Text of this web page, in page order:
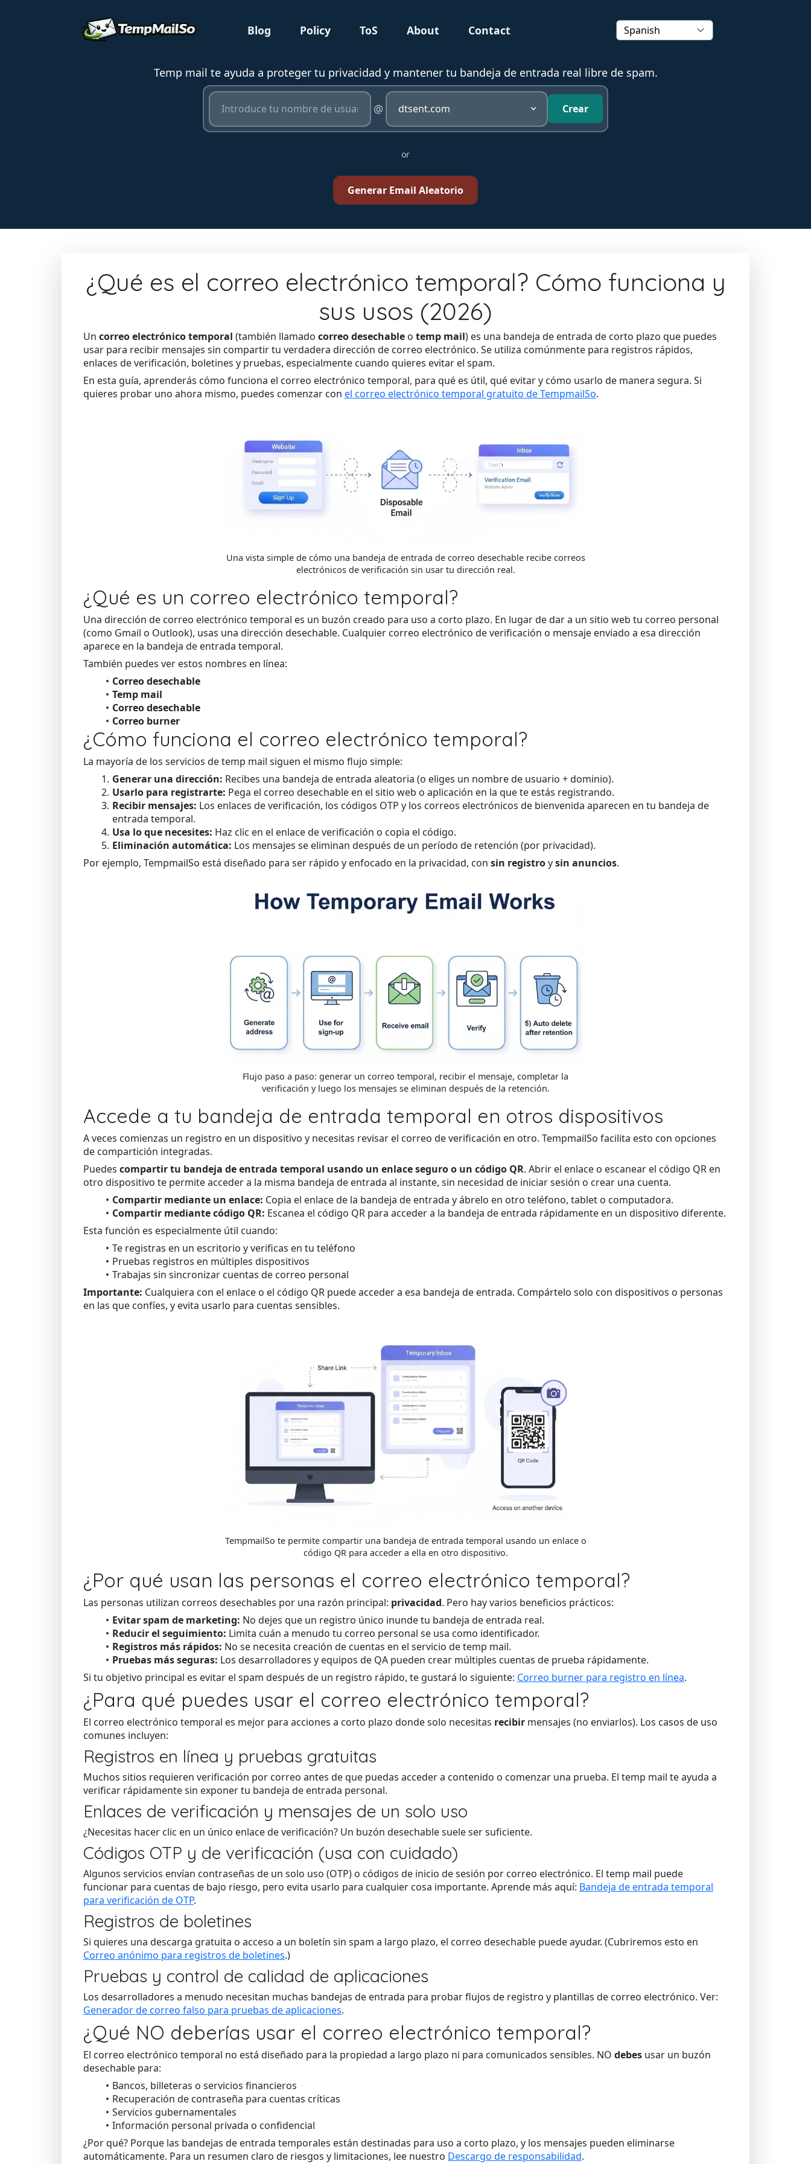
Blog Policy ToS About Contact
Temp mail te ayuda a proteger tu privacidad y mantener tu bandeja de entrada real libre de spam.
@ Crear
or
Generar Email Aleatorio
¿Qué es el correo electrónico temporal? Cómo funciona y
sus usos (2026)
Un correo electrónico temporal (también llamado correo desechable o temp mail) es una bandeja de entrada de corto plazo que puedes
usar para recibir mensajes sin compartir tu verdadera dirección de correo electrónico. Se utiliza comúnmente para registros rápidos,
enlaces de verificación, boletines y pruebas, especialmente cuando quieres evitar el spam.
En esta guía, aprenderás cómo funciona el correo electrónico temporal, para qué es útil, qué evitar y cómo usarlo de manera segura. Si
quieres probar uno ahora mismo, puedes comenzar con el correo electrónico temporal gratuito de TempmailSo.
Una vista simple de cómo una bandeja de entrada de correo desechable recibe correos
electrónicos de verificación sin usar tu dirección real.
¿Qué es un correo electrónico temporal?
Una dirección de correo electrónico temporal es un buzón creado para uso a corto plazo. En lugar de dar a un sitio web tu correo personal
(como Gmail o Outlook), usas una dirección desechable. Cualquier correo electrónico de verificación o mensaje enviado a esa dirección
aparece en la bandeja de entrada temporal.
También puedes ver estos nombres en línea:
Correo desechable
Temp mail
Correo desechable
Correo burner
¿Cómo funciona el correo electrónico temporal?
La mayoría de los servicios de temp mail siguen el mismo flujo simple:
Generar una dirección: Recibes una bandeja de entrada aleatoria (o eliges un nombre de usuario + dominio).
Usarlo para registrarte: Pega el correo desechable en el sitio web o aplicación en la que te estás registrando.
Recibir mensajes: Los enlaces de verificación, los códigos OTP y los correos electrónicos de bienvenida aparecen en tu bandeja de
entrada temporal.
Usa lo que necesites: Haz clic en el enlace de verificación o copia el código.
Eliminación automática: Los mensajes se eliminan después de un período de retención (por privacidad).
Por ejemplo, TempmailSo está diseñado para ser rápido y enfocado en la privacidad, con sin registroysin anuncios.
Flujo paso a paso: generar un correo temporal, recibir el mensaje, completar la
verificación y luego los mensajes se eliminan después de la retención.
Accede a tu bandeja de entrada temporal en otros dispositivos
A veces comienzas un registro en un dispositivo y necesitas revisar el correo de verificación en otro. TempmailSo facilita esto con opciones
de compartición integradas.
Puedes compartir tu bandeja de entrada temporal usando un enlace seguro o un código QR. Abrir el enlace o escanear el código QR en
otro dispositivo te permite acceder a la misma bandeja de entrada al instante, sin necesidad de iniciar sesión o crear una cuenta.
Compartir mediante un enlace: Copia el enlace de la bandeja de entrada y ábrelo en otro teléfono, tablet o computadora.
Compartir mediante código QR: Escanea el código QR para acceder a la bandeja de entrada rápidamente en un dispositivo diferente.
Esta función es especialmente útil cuando:
Te registras en un escritorio y verificas en tu teléfono
Pruebas registros en múltiples dispositivos
Trabajas sin sincronizar cuentas de correo personal
Importante: Cualquiera con el enlace o el código QR puede acceder a esa bandeja de entrada. Compártelo solo con dispositivos o personas
en las que confíes, y evita usarlo para cuentas sensibles.
TempmailSo te permite compartir una bandeja de entrada temporal usando un enlace o
código QR para acceder a ella en otro dispositivo.
¿Por qué usan las personas el correo electrónico temporal?
Las personas utilizan correos desechables por una razón principal: privacidad. Pero hay varios beneficios prácticos:
Evitar spam de marketing: No dejes que un registro único inunde tu bandeja de entrada real.
Reducir el seguimiento: Limita cuán a menudo tu correo personal se usa como identificador.
Registros más rápidos: No se necesita creación de cuentas en el servicio de temp mail.
Pruebas más seguras: Los desarrolladores y equipos de QA pueden crear múltiples cuentas de prueba rápidamente.
Si tu objetivo principal es evitar el spam después de un registro rápido, te gustará lo siguiente: Correo burner para registro en línea.
¿Para qué puedes usar el correo electrónico temporal?
El correo electrónico temporal es mejor para acciones a corto plazo donde solo necesitas recibir mensajes (no enviarlos). Los casos de uso
comunes incluyen:
Registros en línea y pruebas gratuitas
Muchos sitios requieren verificación por correo antes de que puedas acceder a contenido o comenzar una prueba. El temp mail te ayuda a
verificar rápidamente sin exponer tu bandeja de entrada personal.
Enlaces de verificación y mensajes de un solo uso
¿Necesitas hacer clic en un único enlace de verificación? Un buzón desechable suele ser suficiente.
Códigos OTP y de verificación (usa con cuidado)
Algunos servicios envían contraseñas de un solo uso (OTP) o códigos de inicio de sesión por correo electrónico. El temp mail puede
funcionar para cuentas de bajo riesgo, pero evita usarlo para cualquier cosa importante. Aprende más aquí: Bandeja de entrada temporal
para verificación de OTP.
Registros de boletines
Si quieres una descarga gratuita o acceso a un boletín sin spam a largo plazo, el correo desechable puede ayudar. (Cubriremos esto en
Correo anónimo para registros de boletines.)
Pruebas y control de calidad de aplicaciones
Los desarrolladores a menudo necesitan muchas bandejas de entrada para probar flujos de registro y plantillas de correo electrónico. Ver:
Generador de correo falso para pruebas de aplicaciones.
¿Qué NO deberías usar el correo electrónico temporal?
El correo electrónico temporal no está diseñado para la propiedad a largo plazo ni para comunicados sensibles. NO debes usar un buzón
desechable para:
Bancos, billeteras o servicios financieros
Recuperación de contraseña para cuentas críticas
Servicios gubernamentales
Información personal privada o confidencial
¿Por qué? Porque las bandejas de entrada temporales están destinadas para uso a corto plazo, y los mensajes pueden eliminarse
automáticamente. Para un resumen claro de riesgos y limitaciones, lee nuestro Descargo de responsabilidad.